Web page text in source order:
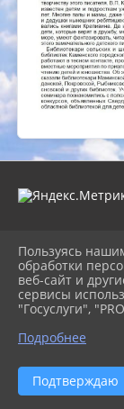
2026 г. cb-kgo.ru
Вход
Карта сайта
Политика
Сделано на
Разработка и
Пользуясь
обработки
веб-сайт и
сервисы
"Госуслуги",
Подробнее
Подтверждаю